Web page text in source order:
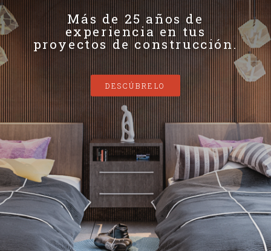
Más de 25 años de
experiencia en tus
proyectos de construcción.
DESCÚBRELO